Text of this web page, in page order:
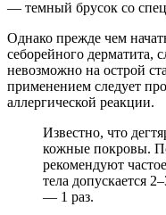
— темный брусок со
Однако прежде чем
себорейного дерматита,
невозможно на острой
применением следует
аллергической реакции.
Известно, что
кожные покровы.
рекомендуют
тела допускается
— 1 раз.